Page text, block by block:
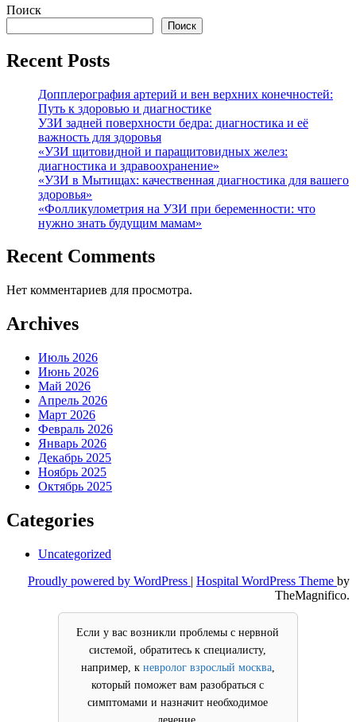
Поиск
Поиск
Recent Posts
Допплерография артерий и вен верхних конечностей:
Путь к здоровью и диагностике
УЗИ задней поверхности бедра: диагностика и её
важность для здоровья
«УЗИ щитовидной и паращитовидных желез:
диагностика и здравоохранение»
«УЗИ в Мытищах: качественная диагностика для вашего
здоровья»
«Фолликулометрия на УЗИ при беременности: что
нужно знать будущим мамам»
Recent Comments
Нет комментариев для просмотра.
Archives
Июль 2026
Июнь 2026
Май 2026
Апрель 2026
Март 2026
Февраль 2026
Январь 2026
Декабрь 2025
Ноябрь 2025
Октябрь 2025
Categories
Uncategorized
Proudly powered by WordPress | Hospital WordPress Theme by
TheMagnifico.
Если у вас возникли проблемы с нервной
системой, обратитесь к специалисту,
например, к невролог взрослый москва,
который поможет вам разобраться с
симптомами и назначит необходимое